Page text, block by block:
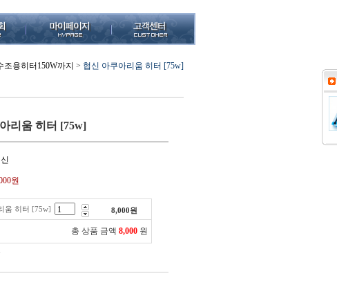
조용히터150W까지 > 협신 아쿠아리움 히터 [75w]
리움 히터 [75w]
원
움 히터 [75w] 8,000원
총 상품 금액 8,000 원